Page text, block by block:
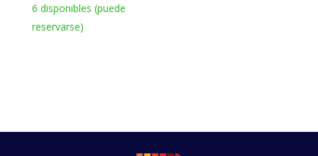
6 disponibles (puede
reservarse)